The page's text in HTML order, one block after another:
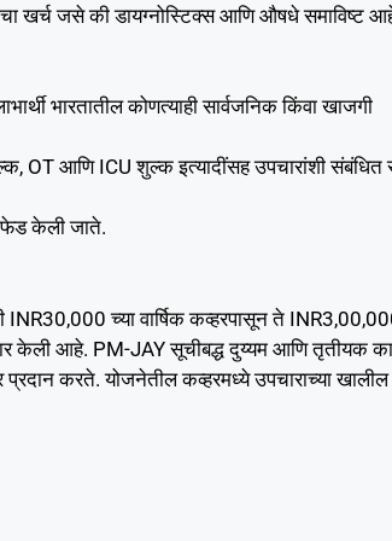
खर्च जसे की डायग्नोस्टिक्स आणि औषधे समाविष्ट
भारतातील कोणत्याही सार्वजनिक किंवा खाजगी
OT आणि ICU शुल्क इत्यादींसह उपचारांशी संबंधित
केली जाते.
INR30,000 च्या वार्षिक कव्हरपासून ते
केली आहे. PM-JAY सूचीबद्ध दुय्यम आणि तृतीयक
करते. योजनेतील कव्हरमध्ये उपचाराच्या खालील